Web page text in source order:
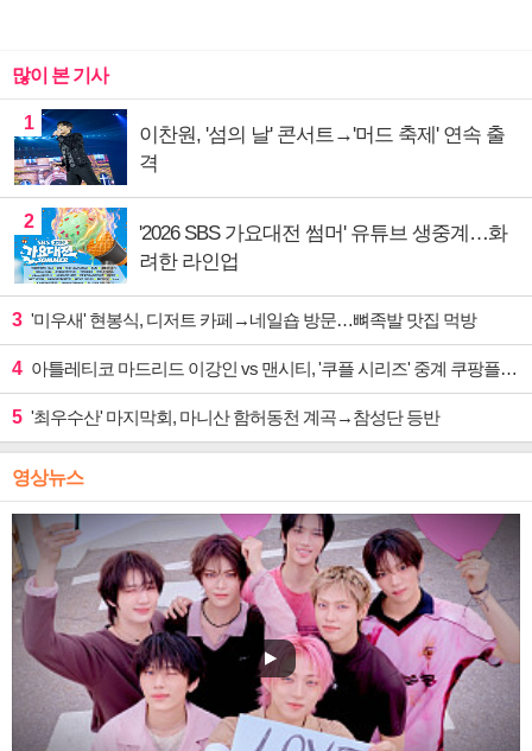
많이 본 기사
1
이찬원, '섬의 날' 콘서트→'머드 축제' 연속 출
격
2
'2026 SBS 가요대전 썸머' 유튜브 생중계…화
려한 라인업
3 '미우새' 현봉식, 디저트 카페→네일숍 방문…뼈족발 맛집 먹방
4 아틀레티코 마드리드 이강인 vs 맨시티, '쿠플 시리즈' 중계 쿠팡플레이
5 '최우수산' 마지막회, 마니산 함허동천 계곡→참성단 등반
영상뉴스